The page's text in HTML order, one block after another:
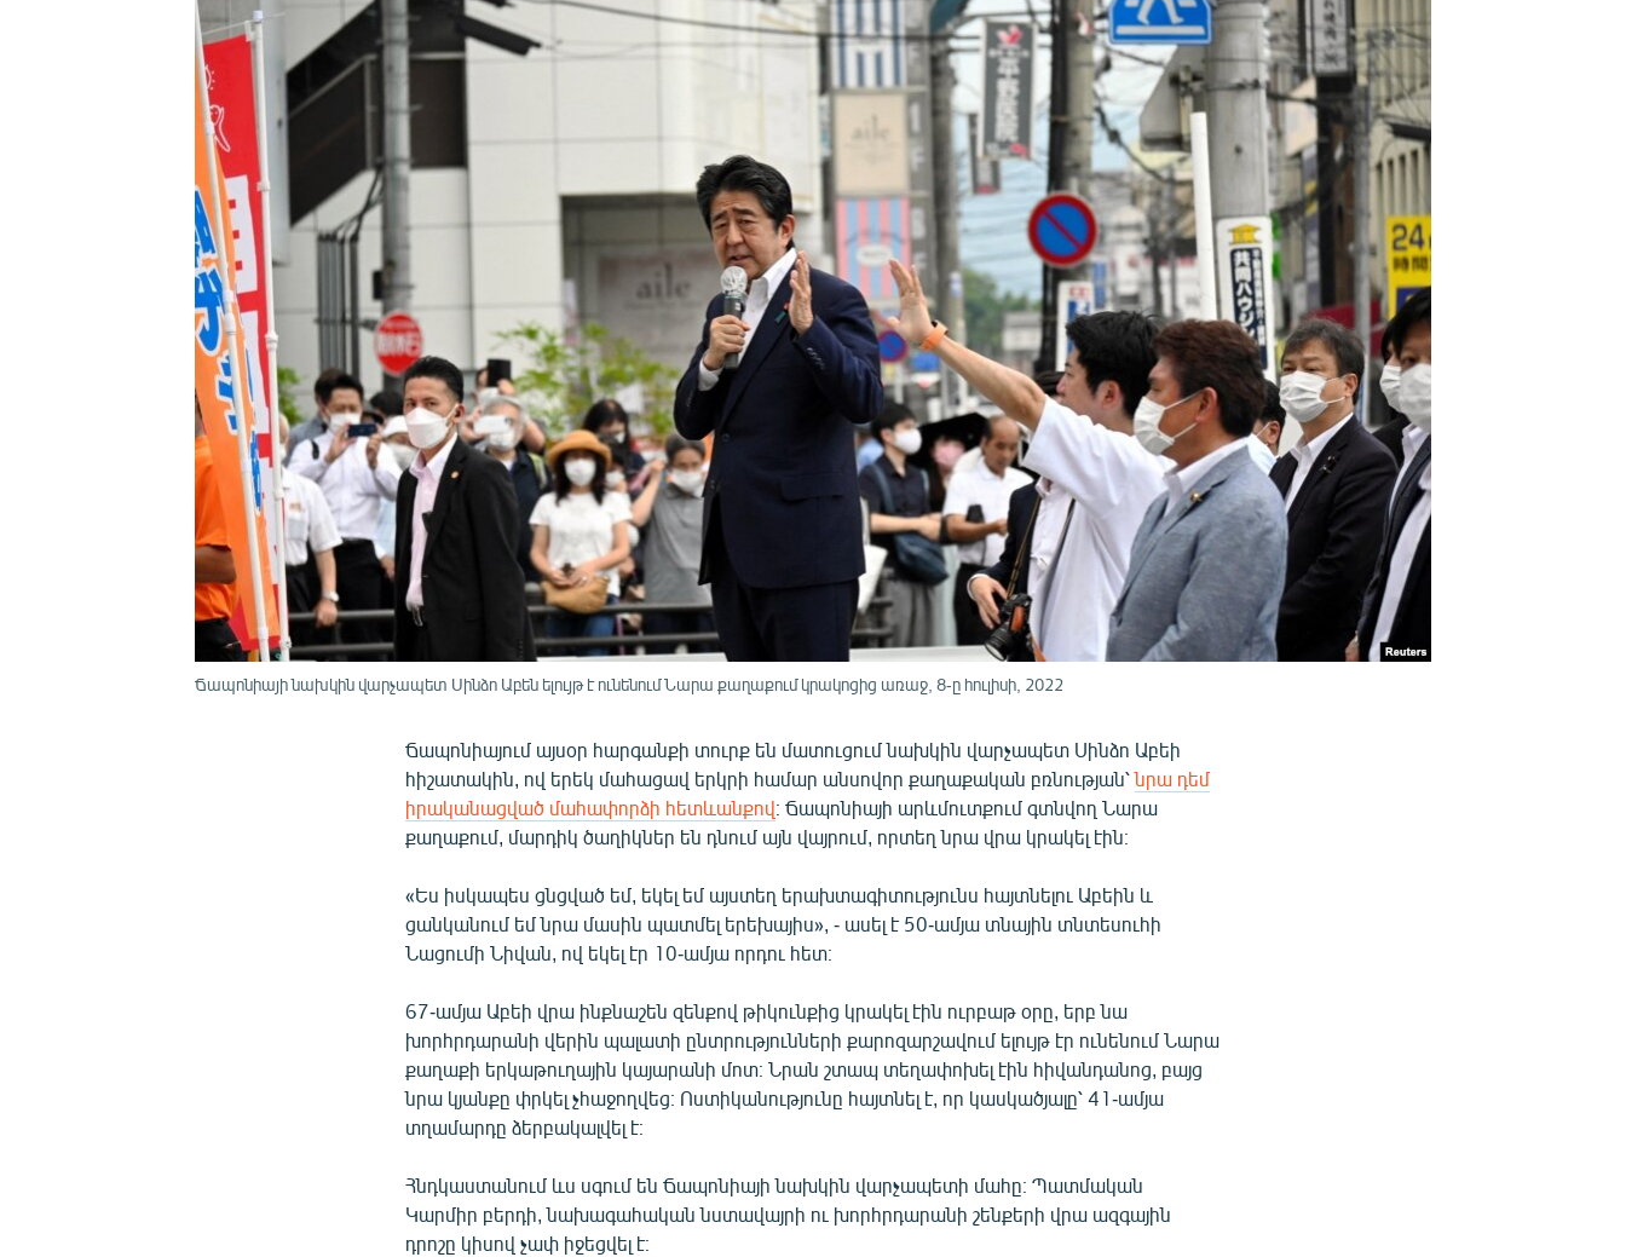
ՄԵԿՆԱԲԱՆՈՒԹՅՈՒՆ
ՁԳՏԵԼՈՎ ԼԱՎԱԳՈՒՅՆԻՆ
Ճապոնիայի նախկին վարչապետ Սինձո Աբեն ելույթ է ունենում Նարա քաղաքում կրակոցից առաջ, 8-ը հուլիսի, 2022
Ճապոնիայում այսօր հարգանքի տուրք են մատուցում նախկին վարչապետ Սինձո Աբեի
հիշատակին, ով երեկ մահացավ երկրի համար անսովոր քաղաքական բռնության՝նրա դեմ
իրականացված մահափորձի հետևանքով։ Ճապոնիայի արևմուտքում գտնվող Նարա
քաղաքում, մարդիկ ծաղիկներ են դնում այն վայրում, որտեղ նրա վրա կրակել էին։
«Ես իսկապես ցնցված եմ, եկել եմ այստեղ երախտագիտությունս հայտնելու Աբեին և
ցանկանում եմ նրա մասին պատմել երեխայիս», - ասել է 50-ամյա տնային տնտեսուհի
Նացումի Նիվան, ով եկել էր 10-ամյա որդու հետ։
67-ամյա Աբեի վրա ինքնաշեն զենքով թիկունքից կրակել էին ուրբաթ օրը, երբ նա
խորհրդարանի վերին պալատի ընտրությունների քարոզարշավում ելույթ էր ունենում Նարա
քաղաքի երկաթուղային կայարանի մոտ։ Նրան շտապ տեղափոխել էին հիվանդանոց, բայց
նրա կյանքը փրկել չհաջողվեց։ Ոստիկանությունը հայտնել է, որ կասկածյալը՝ 41-ամյա
տղամարդը ձերբակալվել է։
Հնդկաստանում ևս սգում են Ճապոնիայի նախկին վարչապետի մահը։ Պատմական
Կարմիր բերդի, նախագահական նստավայրի ու խորհրդարանի շենքերի վրա ազգային
դրոշը կիսով չափ իջեցվել է։